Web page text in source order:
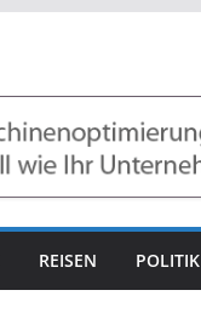
REISEN POLITIK